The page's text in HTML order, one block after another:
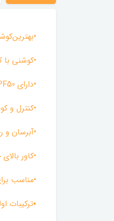
•کوشنی با
•دارای SPF50+ و PA++++ برای حفاظت از پوستتان دربرابر نور خورشید و اشعه های مضر
•کنترل و
•آبرسان
•کاور
•مناسب
▪︎ترکیبات